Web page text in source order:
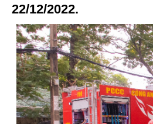
22/12/2022.